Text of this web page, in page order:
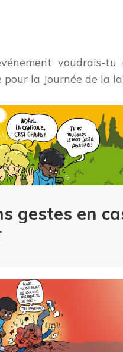
voudrais-tu
pour la Journée de la
gestes en